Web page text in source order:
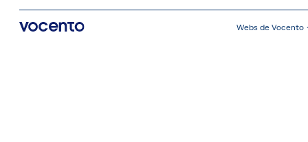
Webs de Vocento